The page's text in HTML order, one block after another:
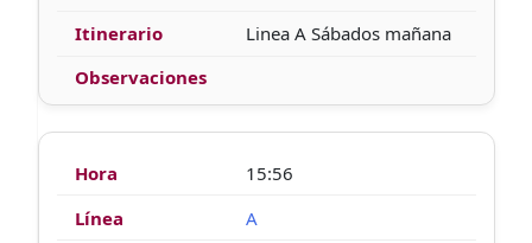
Linea A Sábados mañana
15:56
A